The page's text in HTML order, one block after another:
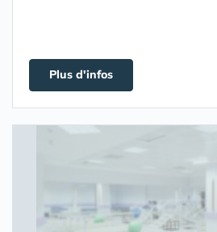
Plus d'infos